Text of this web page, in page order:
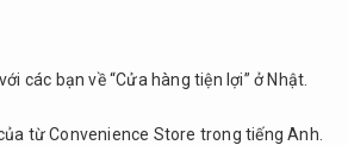
các bạn về “Cửa hàng tiện lợi” ở Nhật.
từ Convenience Store trong tiếng Anh.